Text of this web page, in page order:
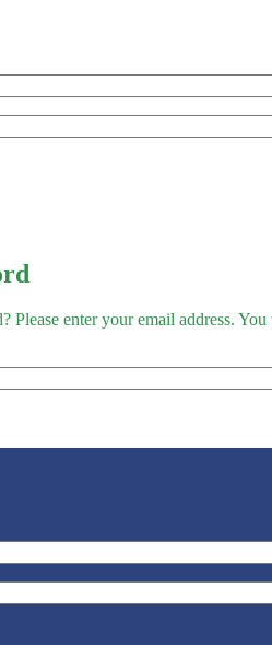
Please enter your email address.